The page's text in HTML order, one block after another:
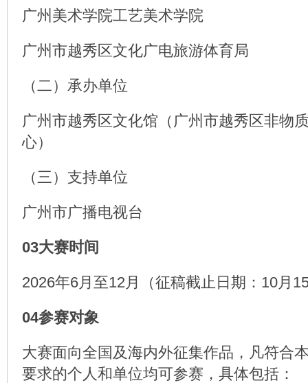
广州美术学院工艺美术学院
广州市越秀区文化广电旅游体育局
（二）承办单位
广州市越秀区文化馆（广州市越秀区非物
心）
（三）支持单位
广州市广播电视台
03大赛时间
2026年6月至12月（征稿截止日期：10月
04参赛对象
大赛面向全国及海内外征集作品，凡符合
要求的个人和单位均可参赛，具体包括：